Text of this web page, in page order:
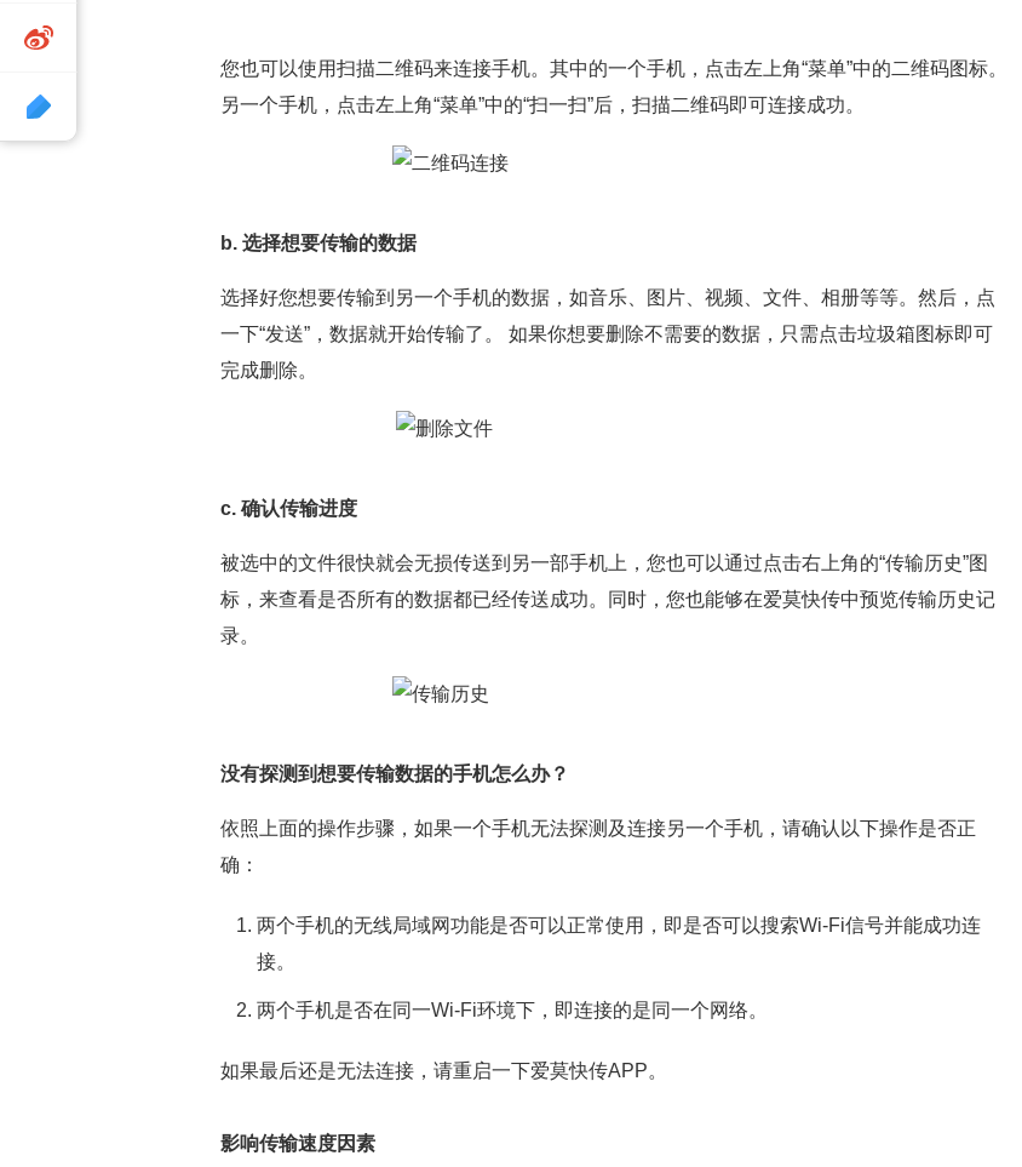
您也可以使用扫描二维码来连接手机。其中的一个手机，点击左上角“菜单”中的二维码图标。
另一个手机，点击左上角“菜单”中的“扫一扫”后，扫描二维码即可连接成功。
b. 选择想要传输的数据
选择好您想要传输到另一个手机的数据，如音乐、图片、视频、文件、相册等等。然后，点
一下“发送”，数据就开始传输了。 如果你想要删除不需要的数据，只需点击垃圾箱图标即可
完成删除。
c. 确认传输进度
被选中的文件很快就会无损传送到另一部手机上，您也可以通过点击右上角的“传输历史”图
标，来查看是否所有的数据都已经传送成功。同时，您也能够在爱莫快传中预览传输历史记
录。
没有探测到想要传输数据的手机怎么办？
依照上面的操作步骤，如果一个手机无法探测及连接另一个手机，请确认以下操作是否正
确：
两个手机的无线局域网功能是否可以正常使用，即是否可以搜索Wi-Fi信号并能成功连
接。
两个手机是否在同一Wi-Fi环境下，即连接的是同一个网络。
如果最后还是无法连接，请重启一下爱莫快传APP。
影响传输速度因素